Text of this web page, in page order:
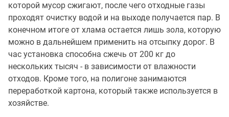
которой мусор сжигают, после чего отходные газы
проходят очистку водой и на выходе получается пар. В
конечном итоге от хлама остается лишь зола, которую
можно в дальнейшем применить на отсыпку дорог. В
час установка способна сжечь от 200 кг до
нескольких тысяч - в зависимости от влажности
отходов. Кроме того, на полигоне занимаются
переработкой картона, который также используется в
хозяйстве.